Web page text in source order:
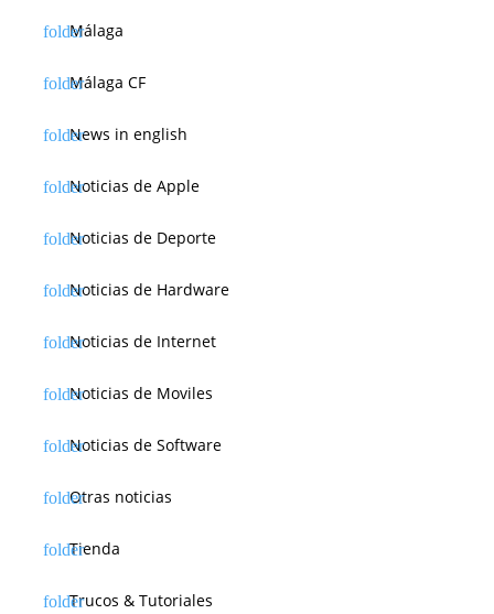
Málaga
Málaga CF
News in english
Noticias de Apple
Noticias de Deporte
Noticias de Hardware
Noticias de Internet
Noticias de Moviles
Noticias de Software
Otras noticias
Tienda
Trucos & Tutoriales